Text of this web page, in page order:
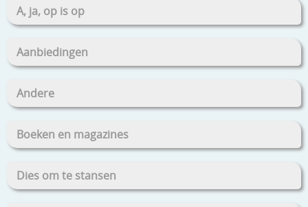
A, ja, op is op
Aanbiedingen
Andere
Boeken en magazines
Dies om te stansen